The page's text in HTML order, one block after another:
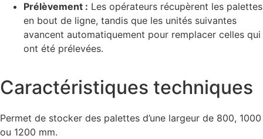
Prélèvement : Les opérateurs récupèrent les palettes
en bout de ligne, tandis que les unités suivantes
avancent automatiquement pour remplacer celles qui
ont été prélevées.
Caractéristiques techniques
Permet de stocker des palettes d’une largeur de 800, 1000
ou 1200 mm.